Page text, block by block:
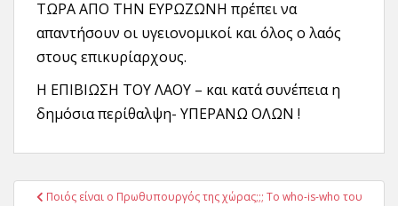
ΤΩΡΑ ΑΠΟ ΤΗΝ ΕΥΡΩΖΩΝΗ πρέπει να
απαντήσουν οι υγειονομικοί και όλος ο λαός
στους επικυρίαρχους.
Η ΕΠΙΒΙΩΣΗ ΤΟΥ ΛΑΟΥ – και κατά συνέπεια η
δημόσια περίθαλψη- ΥΠΕΡΑΝΩ ΟΛΩΝ !
Πλοήγηση
Ποιός είναι ο Πρωθυπουργός της χώρας;;; Το who-is-who του